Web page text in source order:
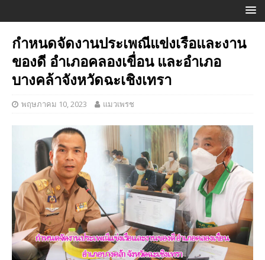
กำหนดจัดงานประเพณีแข่งเรือและงาน
ของดี อำเภอคลองเขื่อน และอำเภอ
บางคล้าจังหวัดฉะเชิงเทรา
พฤษภาคม 10, 2023 แมวเพรช